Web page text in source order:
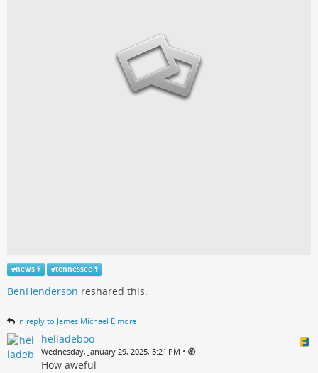
#news #tennessee
BenHenderson reshared this.
in reply to James Michael Elmore
helladeboo
Wednesday, January 29, 2025, 5:21 PM •
How aweful